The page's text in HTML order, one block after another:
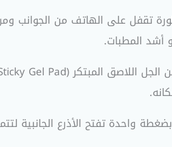
تقفل على الهاتف من الجوانب
أشد المطبات.
واحدة تفتح الأذرع الجانبية